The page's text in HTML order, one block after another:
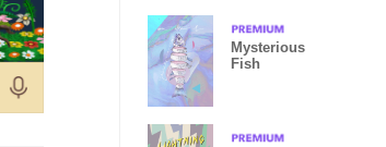
Mysterious
Fish